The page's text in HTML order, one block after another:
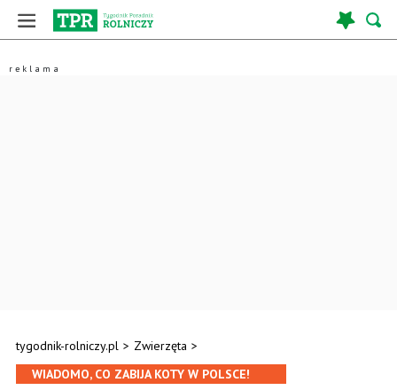
tygodnik-rolniczy.pl > Zwierzęta >
WIADOMO, CO ZABIJA KOTY W POLSCE!